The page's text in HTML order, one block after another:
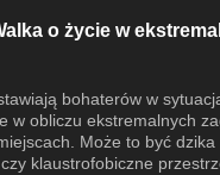
o życie w
bohaterów w
w obliczu ekstremalnych
Może to być dzika
klaustrofobiczne